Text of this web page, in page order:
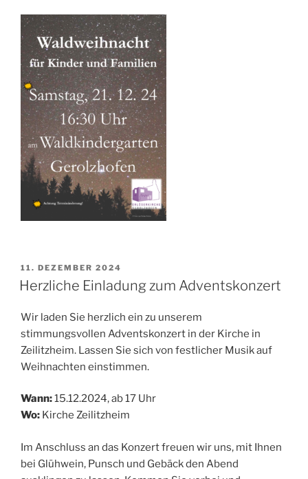
VERÖFFENTLICHT
AM
11. DEZEMBER 2024
Herzliche Einladung zum Adventskonzert
Wir laden Sie herzlich ein zu unserem
stimmungsvollen Adventskonzert in der Kirche in
Zeilitzheim. Lassen Sie sich von festlicher Musik auf
Weihnachten einstimmen.
Wann:15.12.2024, ab 17 Uhr
Wo: Kirche Zeilitzheim
Im Anschluss an das Konzert freuen wir uns, mit Ihnen
bei Glühwein, Punsch und Gebäck den Abend